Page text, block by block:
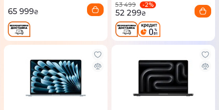
65 999₴
53 499
-2%
52 299₴